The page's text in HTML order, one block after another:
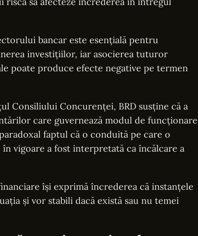
bancar este esențială pentru
investițiilor, iar asocierea tuturor
poate produce efecte negative pe termen
Consiliului Concurenței, BRD susține că a
care guvernează modul de funcționare
faptul că o conduită pe care o
vigoare a fost interpretată ca încălcare a
își exprimă încrederea că instanțele
și vor stabili dacă există sau nu temei